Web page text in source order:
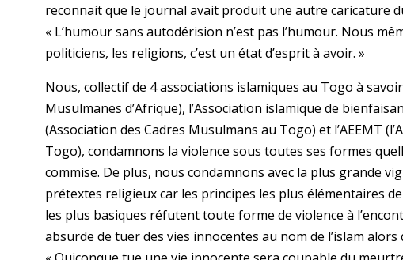
reconnait que le journal avait produit une autre caricature
« L’humour sans autodérision n’est pas l’humour. Nous
politiciens, les religions, c’est un état d’esprit à avoir. »
Nous, collectif de 4 associations islamiques au Togo à savoir
Musulmanes d’Afrique), l’Association islamique de
(Association des Cadres Musulmans au Togo) et l’AEEMT
Togo), condamnons la violence sous toutes ses formes
commise. De plus, nous condamnons avec la plus grande
prétextes religieux car les principes les plus élémentaires
les plus basiques réfutent toute forme de violence à
absurde de tuer des vies innocentes au nom de l’islam